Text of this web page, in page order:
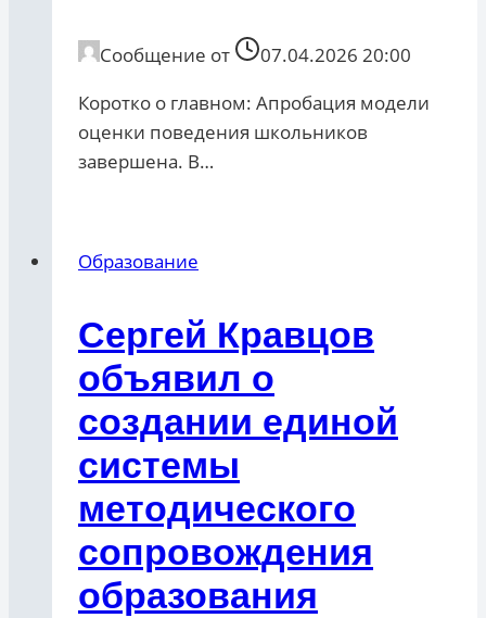
Сообщение от
07.04.2026 20:00
Коротко о главном: Апробация модели
оценки поведения школьников
завершена. В…
Образование
Сергей Кравцов
объявил о
создании единой
системы
методического
сопровождения
образования